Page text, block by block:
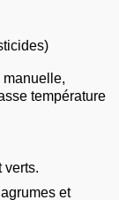
température
verts.
et